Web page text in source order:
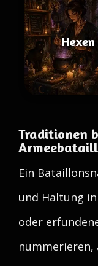
Hexen
Traditionen
Ein
und Haltung
oder
nummerieren,